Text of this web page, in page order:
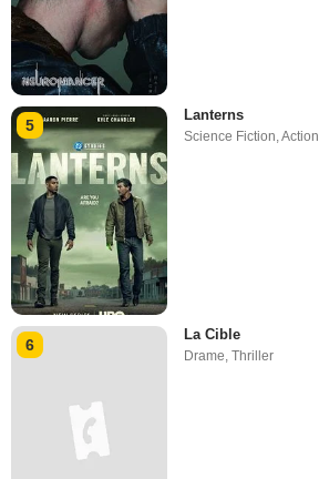
5
Lanterns
Science Fiction,Action
6
La Cible
Drame,Thriller